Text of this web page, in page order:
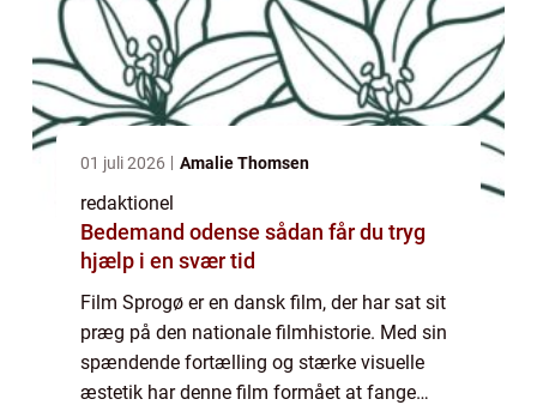
01 juli 2026 Amalie Thomsen
redaktionel
Bedemand odense sådan får du tryg
hjælp i en svær tid
Film Sprogø er en dansk film, der har sat sit
præg på den nationale filmhistorie. Med sin
spændende fortælling og stærke visuelle
æstetik har denne film formået at fange